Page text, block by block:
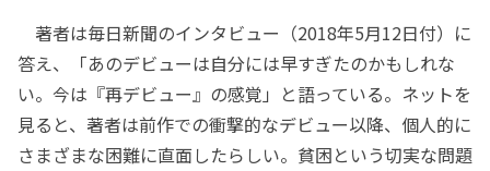
著者は毎日新聞のインタビュー（2018年5月12日付）に
答え、「あのデビューは自分には早すぎたのかもしれな
い。今は『再デビュー』の感覚」と語っている。ネットを
見ると、著者は前作での衝撃的なデビュー以降、個人的に
さまざまな困難に直面したらしい。貧困という切実な問題